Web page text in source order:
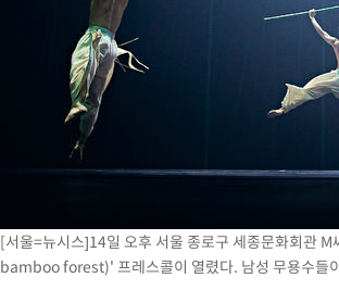
[서울=뉴시스]14일 오후 서울 종로구 세종문화회관
bamboo forest)' 프레스콜이 열렸다. 남성 무용수들